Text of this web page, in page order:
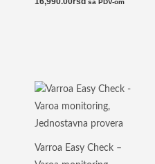
sa PDV-om
Varroa Easy Check –